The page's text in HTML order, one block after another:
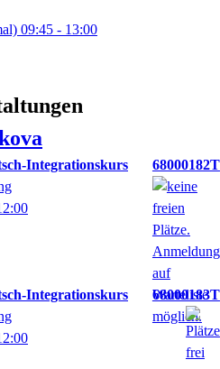
09:45 - 13:00
Integrationskurs
68000182T
Integrationskurs
68000183T